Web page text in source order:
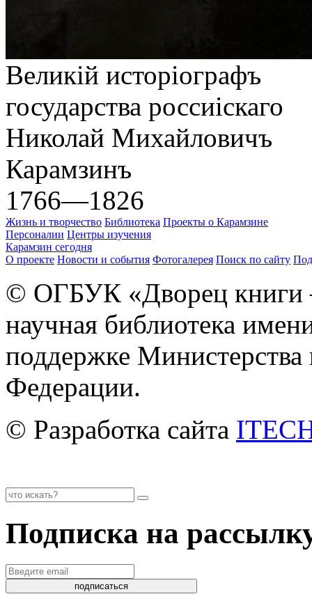
Великiй исторіографъ
государства россиiскаго
Николай Михайловичъ
Карамзинъ
1766—1826
Жизнь и творчество Библиотека Проекты о Карамзине
Персоналии Центры изучения
Карамзин сегодня
О проекте Новости и события Фотогалерея Поиск по сайту
© ОГБУК «Дворец книги
научная библиотека
поддержке Министерства
Федерации.
© Разработка сайта
Подписка на
подписаться